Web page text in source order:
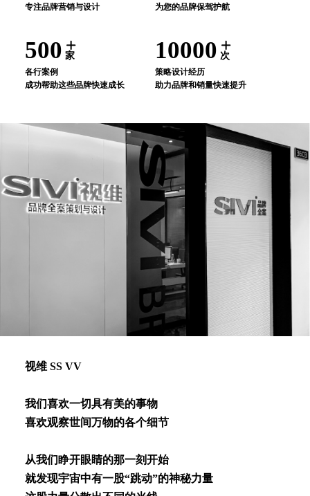
专注品牌营销与设计
为您的品牌保驾护航
500 家
各⾏案例
成功帮助这些品牌快速成⻓
10000 次
策略设计经历
助⼒品牌和销量快速提升
视维 SS VV
我们喜欢⼀切具有美的事物
喜欢观察世间万物的各个细节
从我们睁开眼睛的那⼀刻开始
就发现宇宙中有⼀股“跳动”的神秘⼒量